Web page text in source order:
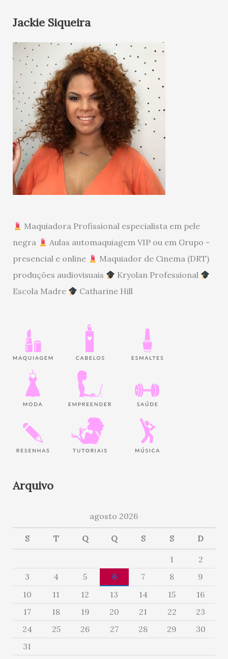
Jackie Siqueira
Maquiadora Profissional especialista em pele
negra
Aulas automaquiagem VIP ou em Grupo -
presencial e online
Maquiador de Cinema (DRT)
produções audiovisuais
Kryolan Professional
Escola Madre
Catharine Hill
Arquivo
agosto 2026
S T Q Q S S D
1
2
3
4 5 6 7 8
9
10
11 12 13 14 15
16
17
18 19 20 21 22
23
24
25 26 27 28 29
30
31